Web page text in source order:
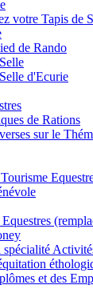
votre Tapis de
de Rando
d'Ecurie
de Rations
sur le
et des